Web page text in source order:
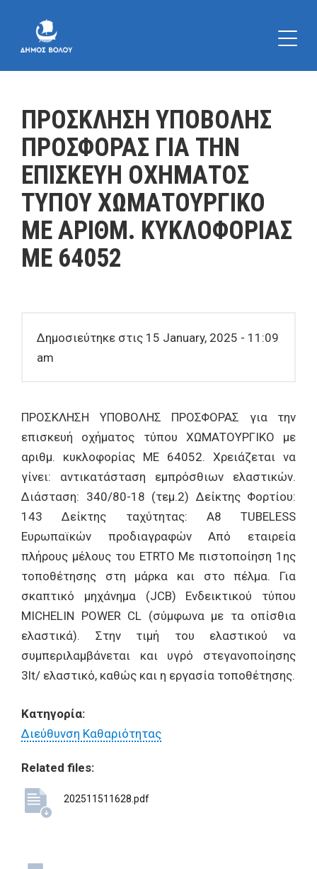
ΠΡΟΣΚΛΗΣΗ ΥΠΟΒΟΛΗΣ
ΠΡΟΣΦΟΡΑΣ ΓΙΑ ΤΗΝ
ΕΠΙΣΚΕΥΗ ΟΧΗΜΑΤΟΣ
ΤΥΠΟΥ ΧΩΜΑΤΟΥΡΓΙΚΟ
ΜΕ ΑΡΙΘΜ. ΚΥΚΛΟΦΟΡΙΑΣ
ΜΕ 64052
Δημοσιεύτηκε στις 15 January, 2025 - 11:09
am
ΠΡΟΣΚΛΗΣΗ ΥΠΟΒΟΛΗΣ ΠΡΟΣΦΟΡΑΣ για την
επισκευή οχήματος τύπου ΧΩΜΑΤΟΥΡΓΙΚΟ με
αριθμ. κυκλοφορίας ΜΕ 64052. Χρειάζεται να
γίνει: αντικατάσταση εμπρόσθιων ελαστικών.
Διάσταση: 340/80-18 (τεμ.2) Δείκτης Φορτίου:
143 Δείκτης ταχύτητας: Α8 TUBELESS
Ευρωπαϊκών προδιαγραφών Από εταιρεία
πλήρους μέλους του ETRTO Με πιστοποίηση 1ης
τοποθέτησης στη μάρκα και στο πέλμα. Για
σκαπτικό μηχάνημα (JCB) Ενδεικτικού τύπου
MICHELIN POWER CL (σύμφωνα με τα οπίσθια
ελαστικά). Στην τιμή του ελαστικού να
συμπεριλαμβάνεται και υγρό στεγανοποίησης
3lt/ ελαστικό, καθώς και η εργασία τοποθέτησης.
Κατηγορία:
Διεύθυνση Καθαριότητας
Related files:
202511511628.pdf